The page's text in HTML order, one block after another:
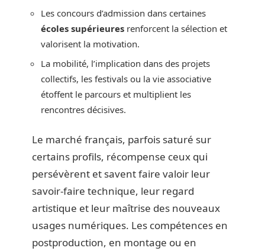
Les concours d’admission dans certaines
écoles supérieures renforcent la sélection et
valorisent la motivation.
La mobilité, l’implication dans des projets
collectifs, les festivals ou la vie associative
étoffent le parcours et multiplient les
rencontres décisives.
Le marché français, parfois saturé sur
certains profils, récompense ceux qui
persévèrent et savent faire valoir leur
savoir-faire technique, leur regard
artistique et leur maîtrise des nouveaux
usages numériques. Les compétences en
postproduction, en montage ou en